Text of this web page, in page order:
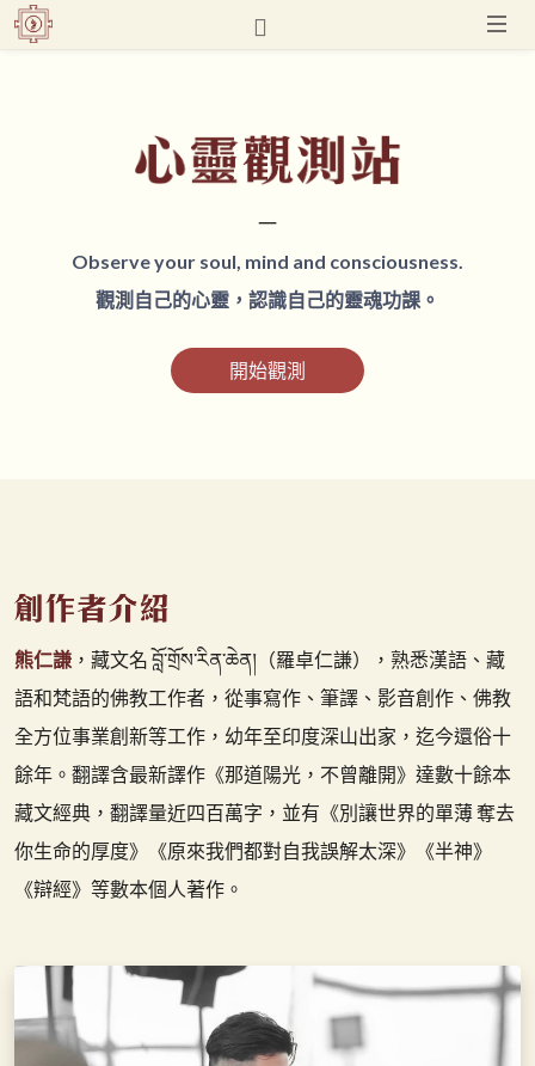
一
Observe your soul, mind and consciousness.
觀測自己的心靈，認識自己的靈魂功課。
開始觀測
熊仁謙 ，藏文名 བློ་གྲོས་རིན་ཆེན།（羅卓仁謙），熟悉漢語、藏
語和梵語的佛教工作者，從事寫作、筆譯、影音創作、佛教
全方位事業創新等工作，幼年至印度深山出家，迄今還俗十
餘年。翻譯含最新譯作《那道陽光，不曾離開》達數十餘本
藏文經典，翻譯量近四百萬字，並有《別讓世界的單薄 奪去
你生命的厚度》《原來我們都對自我誤解太深》《半神》
《辯經》等數本個人著作。